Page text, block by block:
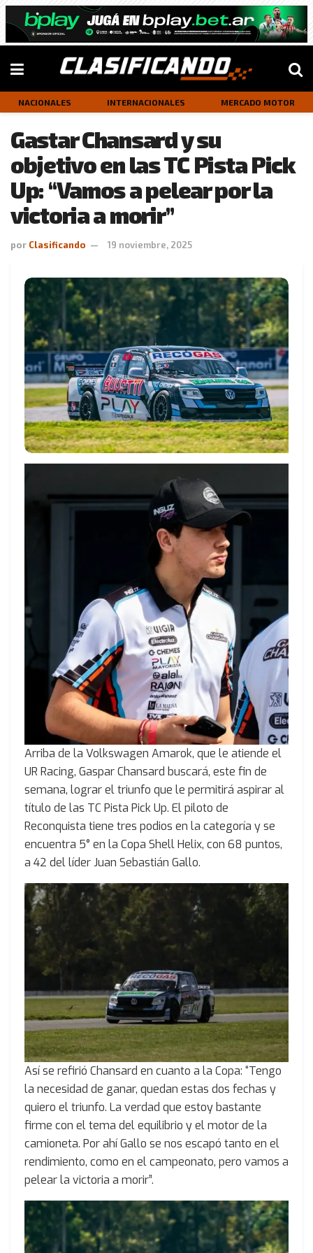
NACIONALES INTERNACIONALES MERCADO MOTOR
Gastar Chansard y su
objetivo en las TC Pista Pick
Up: “Vamos a pelear por la
victoria a morir”
por Clasificando 19 noviembre, 2025
Arriba de la Volkswagen Amarok, que le atiende el
UR Racing, Gaspar Chansard buscará, este fin de
semana, lograr el triunfo que le permitirá aspirar al
título de las TC Pista Pick Up. El piloto de
Reconquista tiene tres podios en la categoría y se
encuentra 5° en la Copa Shell Helix, con 68 puntos,
a 42 del líder Juan Sebastián Gallo.
Así se refirió Chansard en cuanto a la Copa: “Tengo
la necesidad de ganar, quedan estas dos fechas y
quiero el triunfo. La verdad que estoy bastante
firme con el tema del equilibrio y el motor de la
camioneta. Por ahí Gallo se nos escapó tanto en el
rendimiento, como en el campeonato, pero vamos a
pelear la victoria a morir”.